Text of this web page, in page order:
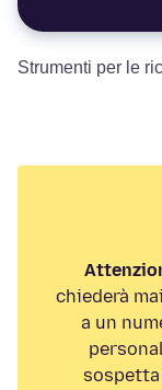
Strumenti per le
chiederà
a un
sospetta